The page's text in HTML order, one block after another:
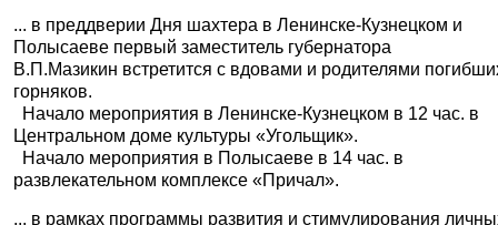
... в преддверии Дня шахтера в Ленинске-Кузнецком и
Полысаеве первый заместитель губернатора
В.П.Мазикин встретится с вдовами и родителями
горняков.
Начало мероприятия в Ленинске-Кузнецком в 12 час. в
Центральном доме культуры «Угольщик».
Начало мероприятия в Полысаеве в 14 час. в
развлекательном комплексе «Причал».
... в рамках программы развития и стимулирования